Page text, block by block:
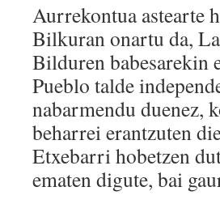
Aurrekontua astearte
Bilkuran onartu da,
Bilduren babesarekin
Pueblo talde
nabarmendu duenez,
beharrei erantzuten
Etxebarri hobetzen
ematen digute, bai